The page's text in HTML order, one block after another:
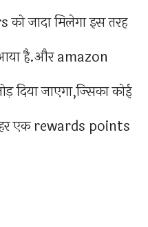
जादा मिलेगा इस तरह
है.और amazon
जाएगा,ज्सिका कोई
एक rewards points